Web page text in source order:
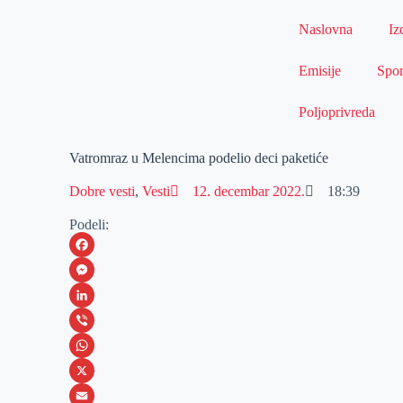
Naslovna
Emisije
Poljoprivreda
Vatromraz u Melencima podelio deci paketiće
Dobre vesti,Vesti 12. decembar 2022. 18:39
Podeli:
F
a
c
e
b
o
M
e
s
s
e
L
i
n
k
V
i
b
W
h
X